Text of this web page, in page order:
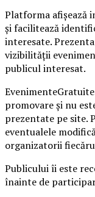
Platforma afișează
și facilitează
interesate.
vizibilității
publicul interesat.
promovare și nu
prezentate pe site.
eventualele
organizatorii
Publicului îi este
înainte de